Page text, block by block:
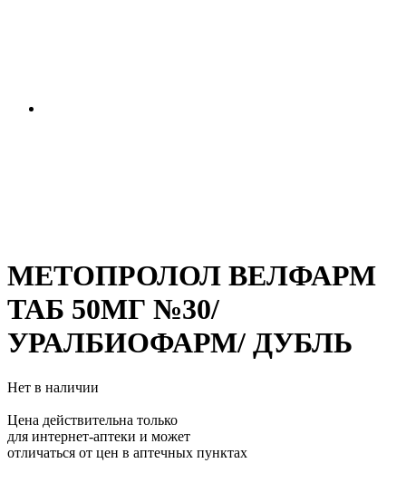
МЕТОПРОЛОЛ ВЕЛФАРМ
ТАБ 50МГ №30/
УРАЛБИОФАРМ/ ДУБЛЬ
Нет в наличии
Цена действительна только
для интернет-аптеки и может
отличаться от цен в аптечных пунктах